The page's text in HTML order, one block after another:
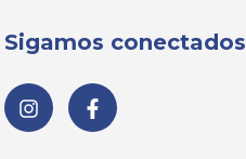
Sigamos conectados